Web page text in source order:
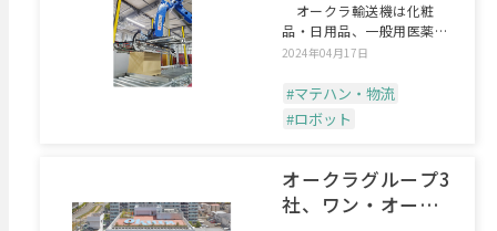
装置を製品化
オークラ輸送機は化粧
品・日用品、一般用医薬品
の大手卸のPALTACと技
2024年04月17日
#マテハン・物流
#ロボット
オークラグループ3
社、ワン・オーク